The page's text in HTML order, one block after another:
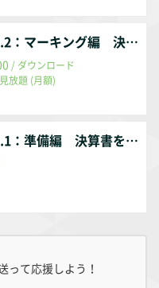
まず」に「捉える」と
表の捉え方編」です。
Vol.2：マーキング編 決算書を読まずに数字を捉える方法
/ ダウンロード
放題 (月額)
Vol.1：準備編 決算書を読まずに数字を捉える方法
って応援しよう！